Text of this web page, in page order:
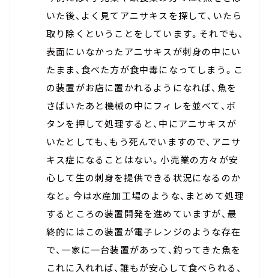
いた後、よく見てアニサキスを探して、いたら
取り除くということをしています。それでも、
表面にいなかったアニサキスが刺身の中にい
たまま、食べた方が食中毒になってしまう。こ
の装置がお店に置かれるようになれば、魚を
さばいたあと機械の中にフィレを並べて、ボ
タンを押して処理すると、中にアニサキスが
いたとしても、もう死んでいますので、アニサ
キス症になることはない。小売業の方々が安
心して生の刺身を提供できる状況になるのか
なと。今は水産加工場のような、まとめて処理
するところの装置開発を進めていますが、最
終的にはこの装置が電子レンジのような存在
で、一家に一台装置があって、釣ってきた魚を
これに入れれば、誰もが安心して食べられる、